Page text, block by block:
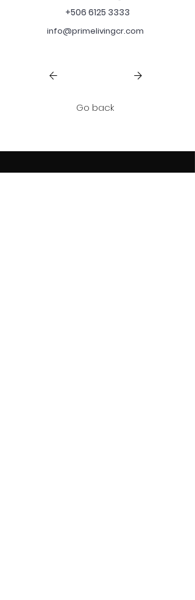
+506 6125 3333
info@primelivingcr.com
Go back